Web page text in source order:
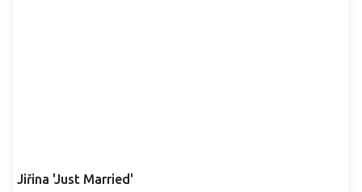
Jiřina 'Just Married'